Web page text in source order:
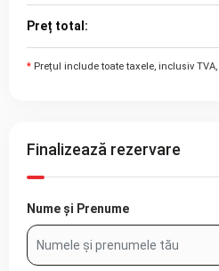
Preț total:
* Prețul include toate taxele, inclusiv
Finalizează rezervare
Nume și Prenume